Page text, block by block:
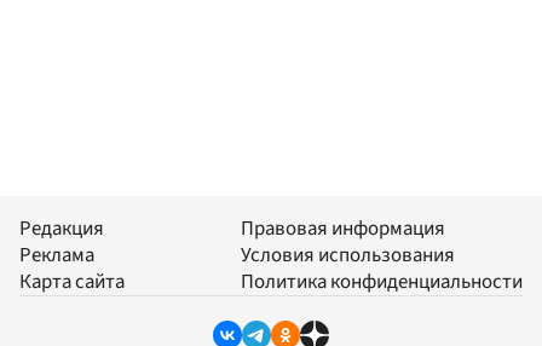
Редакция
Реклама
Карта сайта
Правовая информация
Условия использования
Политика конфиденциальности